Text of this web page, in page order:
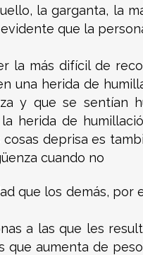
la garganta, la
que la
la más difícil de
una herida de
y que se sentían
herida de
deprisa es
cuando no
que los demás,
a las que les
que aumenta de